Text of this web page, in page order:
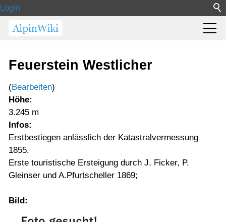
Login
Feuerstein Westlicher
(Bearbeiten)
Höhe:
3.245 m
Infos:
Erstbestiegen anlässlich der Katastralvermessung
1855.
Erste touristische Ersteigung durch J. Ficker, P.
Gleinser und A.Pfurtscheller 1869;
Bild: